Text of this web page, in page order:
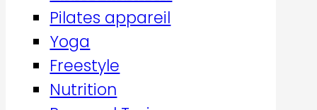
Pilates appareil
Yoga
Freestyle
Nutrition
1 €